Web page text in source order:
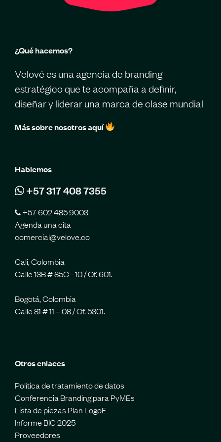
¿Qué hacemos?
Velové es una agencia de branding
estratégico que te acompaña a definir,
diseñar y liderar una marca de clase mundial
Más sobre nosotros aquí
Hablemos
+57 317 408 7355
+57 602 485 9003
Agenda una cita
comercial@velove.co
Cali, Colombia
Calle 13B # 85C - 10 / Of. 601.
Bogotá, Colombia
Calle 81 # 11 – 08 / Of. 5301.
Otros enlaces
Política de tratamiento de datos
Conferencia Branding para PyMEs
Lista de piezas Plan LogoE
Informe BIC 2025
Proveedores